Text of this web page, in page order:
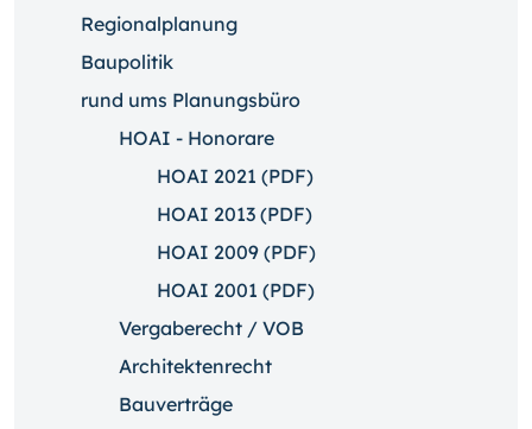
Regionalplanung
Baupolitik
rund ums Planungsbüro
HOAI - Honorare
HOAI 2021 (PDF)
HOAI 2013 (PDF)
HOAI 2009 (PDF)
HOAI 2001 (PDF)
Vergaberecht / VOB
Architektenrecht
Bauverträge